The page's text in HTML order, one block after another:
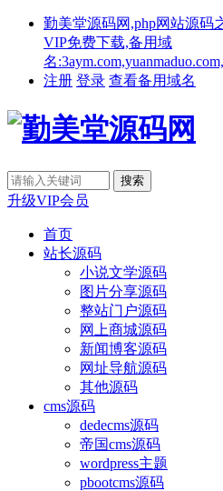
勤美堂源码网,php网站源码
VIP免费下载,备用域
名
注册 登录 查看备用域名
升级VIP会员
首页
站长源码
小说文学源码
图片分享源码
整站门户源码
网上商城源码
新闻博客源码
网址导航源码
其他源码
cms源码
dedecms源码
帝国cms源码
wordpress主题
pbootcms源码